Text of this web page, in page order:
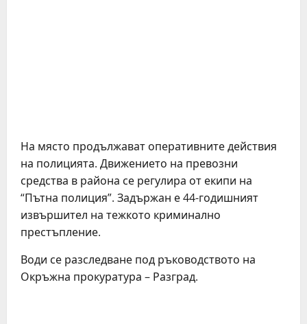
На място продължават оперативните действия
на полицията. Движението на превозни
средства в района се регулира от екипи на
“Пътна полиция”. Задържан е 44-годишният
извършител на тежкото криминално
престъпление.
Води се разследване под ръководството на
Окръжна прокуратура – Разград.